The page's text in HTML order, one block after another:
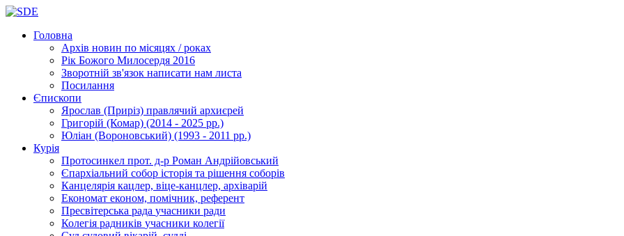
Головна
Архів новин по місяцях / роках
Рік Божого Милосердя 2016
Зворотній зв'язок написати нам листа
Посилання
Єпископи
Ярослав (Приріз) правлячий архиєрей
Григорій (Комар) (2014 - 2025 рр.)
Юліан (Вороновський) (1993 - 2011 рр.)
Курія
Протосинкел прот. д-р Роман Андрійовський
Єпархіальний собор історія та рішення соборів
Канцелярія кацлер, віце-канцлер, архіварій
Економат економ, помічник, референт
Пресвітерська рада учасники ради
Колегія радників учасники колегії